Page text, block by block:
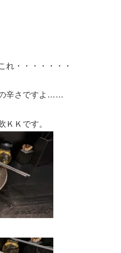
れ・・・・・・・
辛さですよ……
ＫＫです。